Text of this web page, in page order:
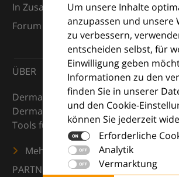
Um unsere Inhalte
anzupassen und
zu verbessern,
entscheiden selbst, für
Einwilligung geben
Informationen zu den
finden Sie in unserer
und den Cookie-
können Sie jederzeit
Erforderliche
Analytik
Vermarktung
In Zusammenarbeit mit dem
Forum (EDF) und Euroderm
ÜBER
DermaCompass ist Ihr digitaler
Dermatologie – mit Wissen, Bildern
Tools für den klinischen Alltag.
Mehr erfahren
PARTNER